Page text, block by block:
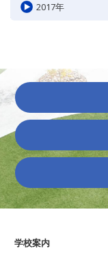
2017年
学校案内